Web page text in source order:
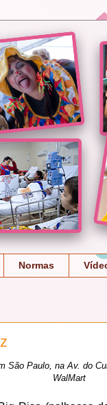
Normas
São Paulo, na Av. do
WalMart